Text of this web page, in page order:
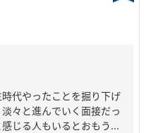
代やったことを掘り下げ
々と進んでいく面接だっ
じる人もいるとおもう...